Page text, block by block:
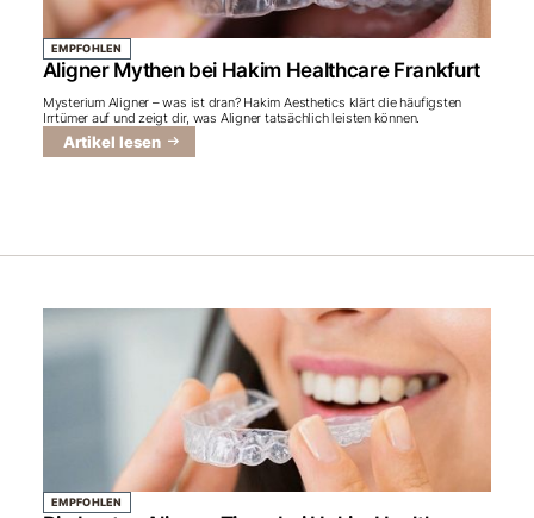
EMPFOHLEN
Aligner Mythen bei Hakim Healthcare Frankfurt
Mysterium Aligner – was ist dran? Hakim Aesthetics klärt die häufigsten
Irrtümer auf und zeigt dir, was Aligner tatsächlich leisten können.
Artikel lesen
EMPFOHLEN